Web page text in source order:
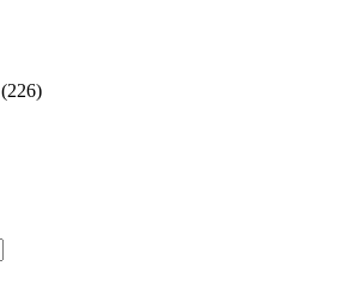
(226)